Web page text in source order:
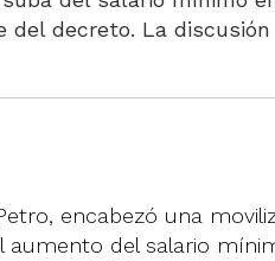
del decreto. La
encabezó una
aumento del salario